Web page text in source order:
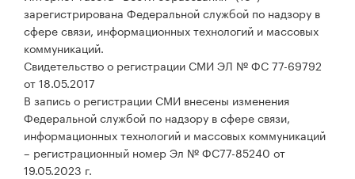
зарегистрирована Федеральной службой по надзору в
сфере связи, информационных технологий и массовых
коммуникаций.
Свидетельство о регистрации СМИ ЭЛ № ФС 77-69792
от 18.05.2017
В запись о регистрации СМИ внесены изменения
Федеральной службой по надзору в сфере связи,
информационных технологий и массовых коммуникаций
– регистрационный номер Эл № ФС77-85240 от
19.05.2023 г.